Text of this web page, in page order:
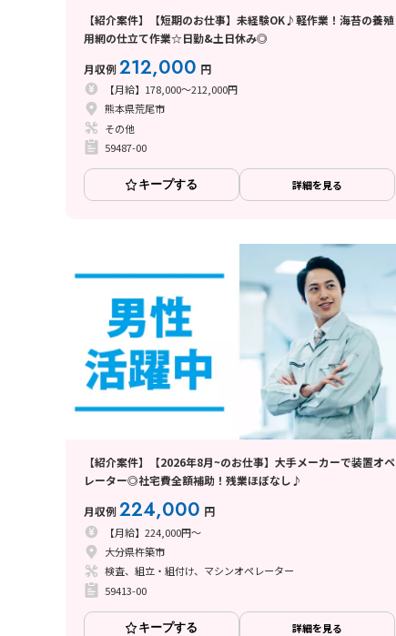
【紹介案件】【短期のお仕事】未経験OK♪軽作業！海苔の養殖
用網の仕立て作業☆日勤&土日休み◎
月収例212,000 円
【月給】178,000～212,000円
熊本県荒尾市
その他
59487-00
キープする 詳細を見る
【紹介案件】【2026年8月~のお仕事】大手メーカーで装置オペ
レーター◎社宅費全額補助！残業ほぼなし♪
月収例224,000 円
【月給】224,000円～
大分県杵築市
検査、組立・組付け、マシンオペレーター
59413-00
キープする 詳細を見る